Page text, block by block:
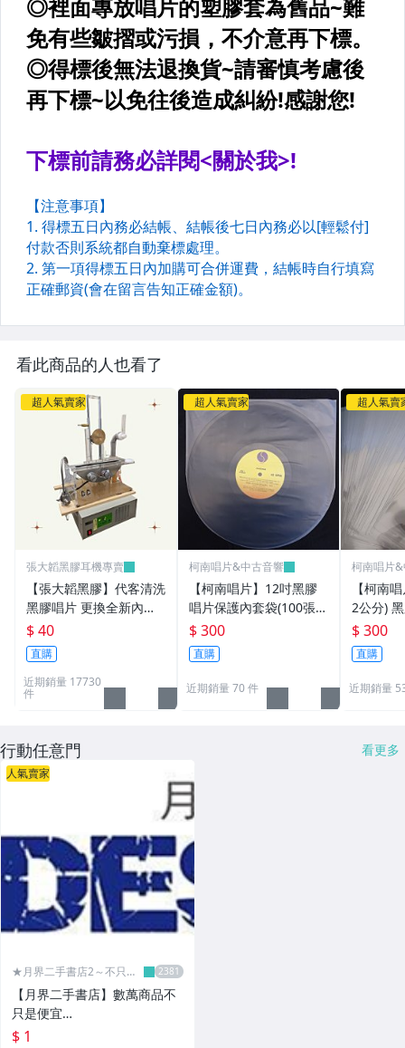
看此商品的人也看了
超人氣賣家
張大韜黑膠耳機專賣
【張大韜黑膠】代客清洗
黑膠唱片 更換全新內套
(內袋)外套(外袋) 採用汪
式超音波洗唱片機 洗片
$ 40
直購
近期銷量 17730
件
超人氣賣家
柯南唱片&中古音響
【柯南唱片】12吋黑膠
唱片保護內套袋(100張/
包) 抗靜電半圓內套袋(台
灣製高品質)
$ 300
直購
近期銷量 70 件
超人氣賣
柯南唱片
【柯南
2公分)
護 外套
100張(
$ 300
直購
近期銷量
行動任意門 看更多
人氣賣家
★月界二手書店2～不只是
【月界二手書店】數萬商品不
只是便宜…
$ 1